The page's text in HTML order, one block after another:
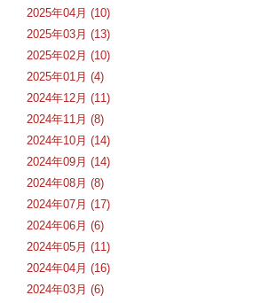
2025年04月 (10)
2025年03月 (13)
2025年02月 (10)
2025年01月 (4)
2024年12月 (11)
2024年11月 (8)
2024年10月 (14)
2024年09月 (14)
2024年08月 (8)
2024年07月 (17)
2024年06月 (6)
2024年05月 (11)
2024年04月 (16)
2024年03月 (6)